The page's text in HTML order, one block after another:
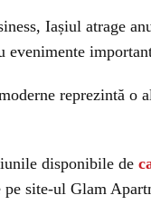
Iașiul atrage
evenimente
reprezintă
disponibile de
site-ul Glam